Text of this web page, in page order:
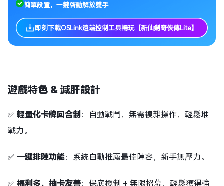
簡單設置，一鍵啓動解放雙手
即刻下載OSLink遠端控制工具暢玩【新仙劍奇俠傳Lite】
遊戲特色 & 減肝設計
✅ 輕量化卡牌回合制：自動戰鬥，無需複雜操作，輕鬆堆
戰力。
✅ 一鍵排陣功能：系統自動推薦最佳陣容，新手無壓力。
✅ 福利多、抽卡友善：保底機制 + 無限招募，輕鬆獲得強